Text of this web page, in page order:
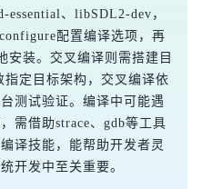
、libSDL2-dev，
配置编译选项，再
安装。交叉编译则需搭建目
定目标架构，交叉编译依
测试验证。编译中可能遇
需借助strace、gdb等工具
译技能，能帮助开发者灵
开发中至关重要。